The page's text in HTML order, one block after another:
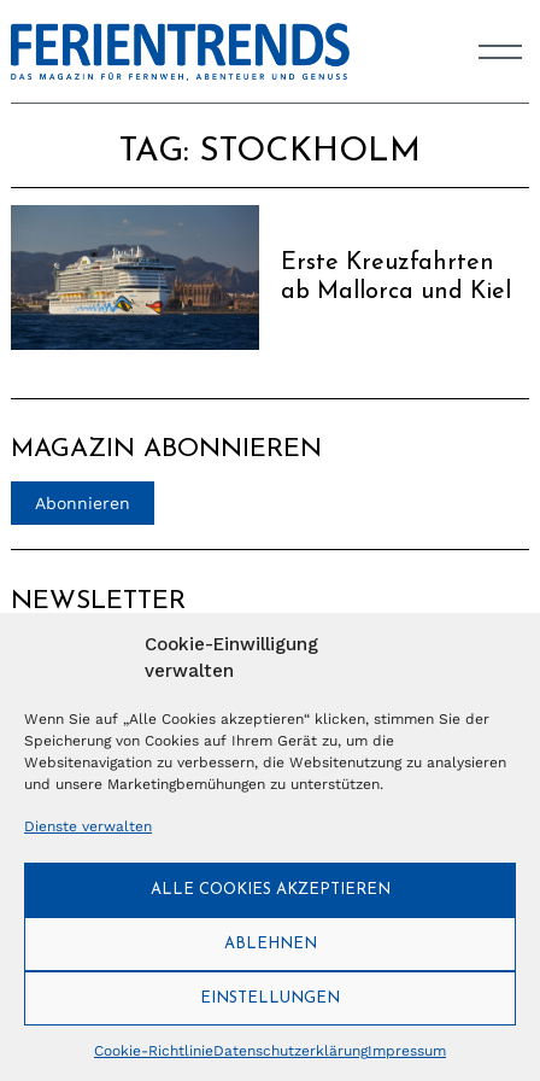
Cookie-Einwilligung
verwalten
Wenn Sie auf „Alle Cookies akzeptieren“ klicken, stimmen Sie der
Speicherung von Cookies auf Ihrem Gerät zu, um die
Websitenavigation zu verbessern, die Websitenutzung zu analysieren
und unsere Marketingbemühungen zu unterstützen.
Dienste verwalten
ALLE COOKIES AKZEPTIEREN
ABLEHNEN
EINSTELLUNGEN
Cookie-RichtlinieDatenschutzerklärungImpressum
TAG: STOCKHOLM
Erste Kreuzfahrten
ab Mallorca und Kiel
MAGAZIN ABONNIEREN
Abonnieren
NEWSLETTER
© Copyright 2026 – Ferientrends // info@tlvg.ch// +41 31 300 30 85 //
Tourismus Lifestyle Verlag GmbH // Frohbergweg 1 - CH-3012 Bern //
Datenschutzerklärung//Impressum